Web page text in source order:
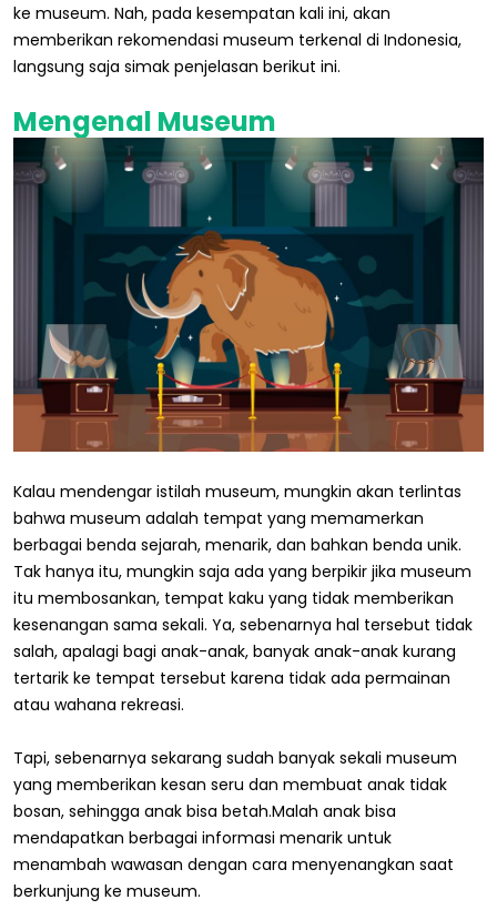
ke museum. Nah, pada kesempatan kali ini, akan
memberikan rekomendasi museum terkenal di Indonesia,
langsung saja simak penjelasan berikut ini.
Mengenal Museum
Kalau mendengar istilah museum, mungkin akan terlintas
bahwa museum adalah tempat yang memamerkan
berbagai benda sejarah, menarik, dan bahkan benda unik.
Tak hanya itu, mungkin saja ada yang berpikir jika museum
itu membosankan, tempat kaku yang tidak memberikan
kesenangan sama sekali. Ya, sebenarnya hal tersebut tidak
salah, apalagi bagi anak-anak, banyak anak-anak kurang
tertarik ke tempat tersebut karena tidak ada permainan
atau wahana rekreasi.
Tapi, sebenarnya sekarang sudah banyak sekali museum
yang memberikan kesan seru dan membuat anak tidak
bosan, sehingga anak bisa betah.Malah anak bisa
mendapatkan berbagai informasi menarik untuk
menambah wawasan dengan cara menyenangkan saat
berkunjung ke museum.